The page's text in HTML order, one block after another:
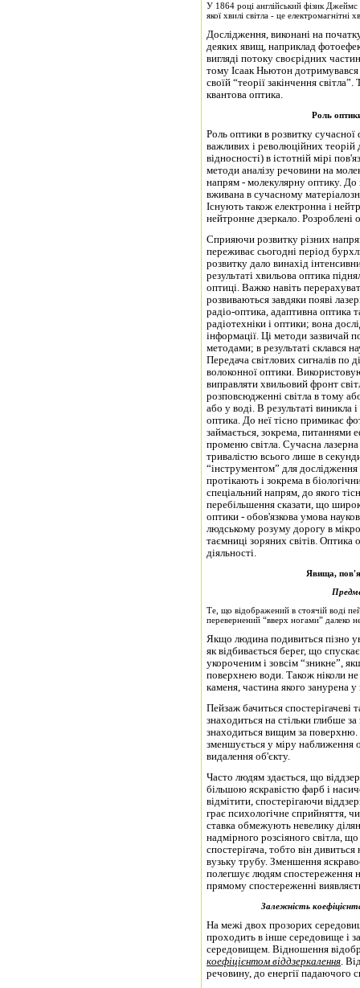
У 1864 році англійський фізик Джеймс
якої хвилі світла - це
Дослідження, виконані на
деяких явищ, наприклад
вигляді потоку своєрідних
тому Ісаак Ньютон дотримувався
своїй “теорії закінчення
квантова оптика.
Роль
Роль оптики в розвитку
важливих і революційних теорій
відносності) в істотній мірі
методи аналізу речовини на
напрям - молекулярну оптику. До
вживана в сучасному
Існують також електронна і
нейтронне дзеркало. Розроблені
Сприяючи розвитку різних
переживає сьогодні період
розвитку дало винахід
результаті хвильова оптика
оптиці. Важко навіть
розвиваються завдяки появі
радіо-оптика, адаптивна оптика
радіотехніки і оптики; вона
інформації. Ці методи зазвичай
методами; в результаті склався
Передача світлових сигналів по
волоконної оптики.
виправляти хвильовий фронт
розповсюдженні світла в тому
або у воді. В результаті виникла
оптика. До неї тісно примикає
займається, зокрема, питаннями
променю світла. Сучасна лазерна
тривалістю всього лише в
“інструментом” для
протікають і зокрема в
спеціальний напрям, до якого
перебільшення сказати, що
оптики - обов'язкова умова
людському розуму дорогу в
таємниці зоряних світів.
діяльності.
Явища,
Те, що відображений в стоячій воді
перевернений “вверх ногами” далеко
Якщо людина подивиться пізно
як відбивається берег, що
укороченим і зовсім “зникне”,
поверхнею води. Також ніколи
каменя, частина якого занурена у
Пейзаж бачиться
знаходиться на стільки глибше
знаходиться вищим за
зменшується у міру наближення
видалення об'єкту.
Часто людям здається, що
більшою яскравістю фарб і
відмітити, спостерігаючи
грає психологічне сприйняття,
ставка обмежують невелику
надмірного розсіяного світла,
спостерігача, тобто він
вузьку трубу. Зменшення
полегшує людям спостереження
прямому спостереженні
Залежність
На межі двох прозорих
проходить в інше середовище і
середовищем. Відношення
коефіцієнтом віддзеркалення.
речовину, до енергії падаючого